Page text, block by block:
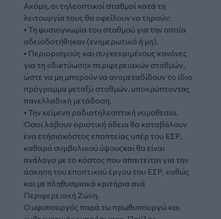
Ακόμη, οι τηλεοπτικοί σταθμοί κατά τη
λειτουργία τους θα οφείλουν να τηρούν:
• Τη φυσιογνωμία του σταθμού για την οποία
αδειοδοτήθηκαν (ενημερωτικό ή μη).
• Περιορισμούς και συγκεκριμένους κανόνες
για τη «δικτύωση» περιφερειακών σταθμών,
ώστε να μη μπορούν να αναμεταδίδουν το ίδιο
πρόγραμμα μεταξύ σταθμών, υποκρύπτοντας
πανελλαδική μετάδοση.
• Την κείμενη ραδιοτηλεοπτική νομοθεσία.
Όσοι λάβουν οριστική άδεια θα καταβάλουν
ένα ετήσιοκόστος εποπτείας υπέρ του ΕΣΡ,
καθαρά συμβολικού ύψουςκαι θα είναι
ανάλογο με το κόστος που απαιτείται για την
άσκηση του εποπτικού έργου του ΕΣΡ, καθώς
και με πληθυσμιακά κριτήρια ανά
Περιφερειακή Ζώνη.
Ο υφυπουργός παρά τω πρωθυπουργώ και